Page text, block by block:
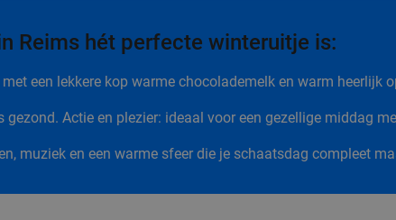
Reims hét perfecte winteruitje is:
een lekkere kop warme chocolademelk en warm heerlijk
gezond. Actie en plezier: ideaal voor een gezellige middag
muziek en een warme sfeer die je schaatsdag compleet